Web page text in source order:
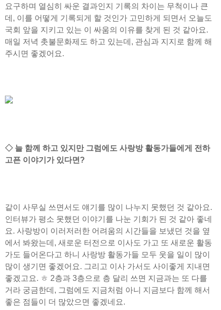
요구하며 열심히 싸운 결과인지 기록의 차이는 무척이나 큰
데, 이를 어떻게 기록되게 할 것인가 고민하게 되면서 오늘도
국회 앞을 지키고 있는 이 싸움의 이유를 찾게 된 것 같아요.
매일 저녁 촛불문화제도 하고 있는데, 관심과 지지로 함께 해
주시면 좋겠어요.
◇ 늘 함께 하고 있지만 그럼에도 사랑방 활동가들에게 전하
고픈 이야기가 있다면?
같이 사무실 쓰면서도 얘기를 많이 나누지 못했던 것 같아요.
인터뷰가 평소 못했던 이야기를 나눈 기회가 된 것 같아 좋네
요. 사랑방이 이러저러한 어려움의 시간들을 보냈던 것을 옆
에서 봐왔는데, 새로운 터전으로 이사도 가고 또 새로운 활동
가도 들어온다고 하니 사랑방 활동가들 모두 웃을 일이 많이
많이 생기면 좋겠어요. 그리고 이사 가서도 사이좋게 지내면
좋겠고요. ㅎ 2층과 3층으로 층 달리 쓰면 지금과는 또 다를
거라 궁금한데, 그럼에도 지금처럼 아니 지금보다 함께 해서
좋은 점들이 더 많았으면 좋겠네요.